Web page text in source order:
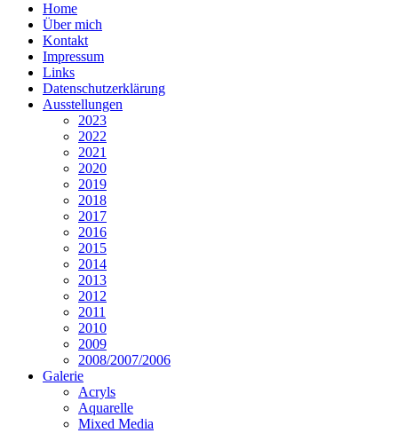
Home
Über mich
Kontakt
Impressum
Links
Datenschutzerklärung
Ausstellungen
2023
2022
2021
2020
2019
2018
2017
2016
2015
2014
2013
2012
2011
2010
2009
2008/2007/2006
Galerie
Acryls
Aquarelle
Mixed Media